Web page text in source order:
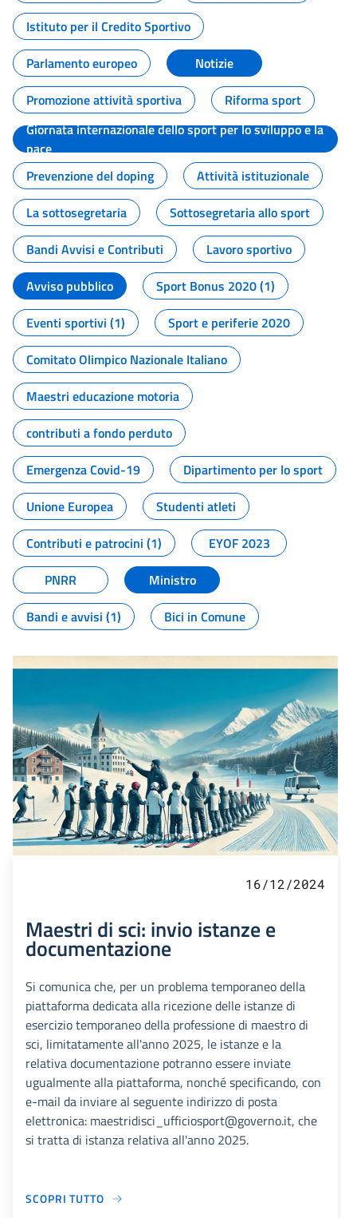
Istituto per il Credito Sportivo
Parlamento europeo
Notizie
Promozione attività sportiva
Riforma sport
Giornata internazionale dello sport per lo sviluppo e la
pace
Prevenzione del doping
Attività istituzionale
La sottosegretaria
Sottosegretaria allo sport
Bandi Avvisi e Contributi
Lavoro sportivo
Avviso pubblico
Sport Bonus 2020 (1)
Eventi sportivi (1)
Sport e periferie 2020
Comitato Olimpico Nazionale Italiano
Maestri educazione motoria
contributi a fondo perduto
Emergenza Covid-19
Dipartimento per lo sport
Unione Europea
Studenti atleti
Contributi e patrocini (1)
EYOF 2023
PNRR
Ministro
Bandi e avvisi (1)
Bici in Comune
16/12/2024
Maestri di sci: invio istanze e
documentazione
Si comunica che, per un problema temporaneo della
piattaforma dedicata alla ricezione delle istanze di
esercizio temporaneo della professione di maestro di
sci, limitatamente all'anno 2025, le istanze e la
relativa documentazione potranno essere inviate
ugualmente alla piattaforma, nonché specificando, con
e-mail da inviare al seguente indirizzo di posta
elettronica: maestridisci_ufficiosport@governo.it, che
si tratta di istanza relativa all'anno 2025.
SCOPRI TUTTO